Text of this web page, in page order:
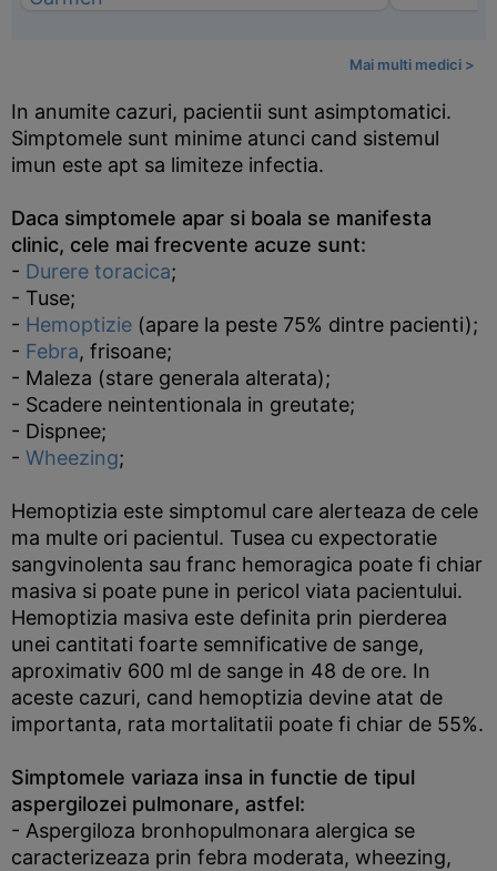
Mai multi medici >
In anumite cazuri, pacientii sunt asimptomatici.
Simptomele sunt minime atunci cand sistemul
imun este apt sa limiteze infectia.
Daca simptomele apar si boala se manifesta
clinic, cele mai frecvente acuze sunt:
- Durere toracica;
- Tuse;
- Hemoptizie (apare la peste 75% dintre pacienti);
- Febra, frisoane;
- Maleza (stare generala alterata);
- Scadere neintentionala in greutate;
- Dispnee;
- Wheezing;
Hemoptizia este simptomul care alerteaza de cele
ma multe ori pacientul. Tusea cu expectoratie
sangvinolenta sau franc hemoragica poate fi chiar
masiva si poate pune in pericol viata pacientului.
Hemoptizia masiva este definita prin pierderea
unei cantitati foarte semnificative de sange,
aproximativ 600 ml de sange in 48 de ore. In
aceste cazuri, cand hemoptizia devine atat de
importanta, rata mortalitatii poate fi chiar de 55%.
Simptomele variaza insa in functie de tipul
aspergilozei pulmonare, astfel:
- Aspergiloza bronhopulmonara alergica se
caracterizeaza prin febra moderata, wheezing,